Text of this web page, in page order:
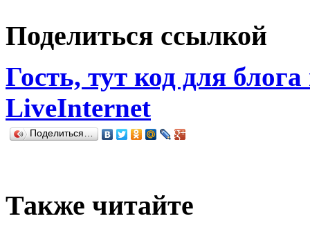
Поделиться ссылкой
Гость, тут код для
LiveInternet
Поделиться…
Также читайте